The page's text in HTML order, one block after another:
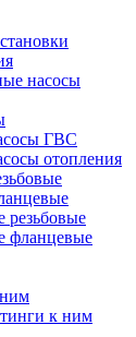
насосы
ГВС
отопления
резьбовые
фланцевые
к ним